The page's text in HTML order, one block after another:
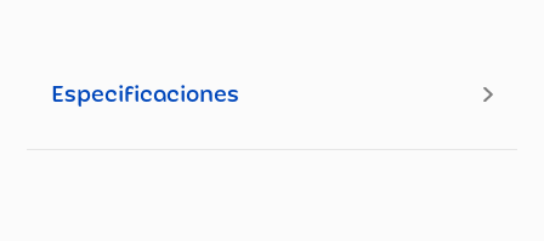
Especificaciones